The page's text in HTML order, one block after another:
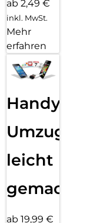
ab 2,49 €
inkl. MwSt.
Mehr
erfahren
Handy
Umzug
leicht
gemacht!
ab 19,99 €